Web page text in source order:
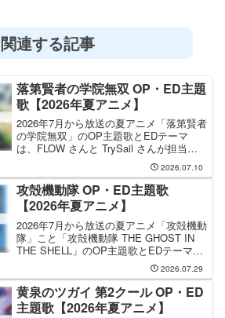
関連する記事
落第賢者の学院無双 OP・ED主題
歌【2026年夏アニメ】
2026年7月から放送の夏アニメ「落第賢者
の学院無双」のOP主題歌とEDテーマ
は、FLOW さんと TrySail さんが担当し
ます。OP主題歌は FLOW さんが担当
し、OP主題歌のタイトルは「＋
ENCOUNT」です。FLOW さんのCD...
2026.07.10
攻殻機動隊 OP・ED主題歌
【2026年夏アニメ】
2026年7月から放送の夏アニメ「攻殻機動
隊」こと「攻殻機動隊 THE GHOST IN
THE SHELL」のOP主題歌とEDテーマ
は、King Gnu さんと MILLENNIUM
PARADE さんが担当します。OP主題歌
を手掛けるの...
2026.07.29
黄泉のツガイ 第2クール OP・ED
主題歌【2026年夏アニメ】